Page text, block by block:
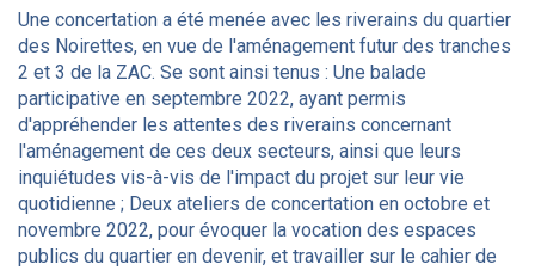
Une concertation a été menée avec les riverains du quartier
des Noirettes, en vue de l'aménagement futur des tranches
2 et 3 de la ZAC. Se sont ainsi tenus : Une balade
participative en septembre 2022, ayant permis
d'appréhender les attentes des riverains concernant
l'aménagement de ces deux secteurs, ainsi que leurs
inquiétudes vis-à-vis de l'impact du projet sur leur vie
quotidienne ; Deux ateliers de concertation en octobre et
novembre 2022, pour évoquer la vocation des espaces
publics du quartier en devenir, et travailler sur le cahier de